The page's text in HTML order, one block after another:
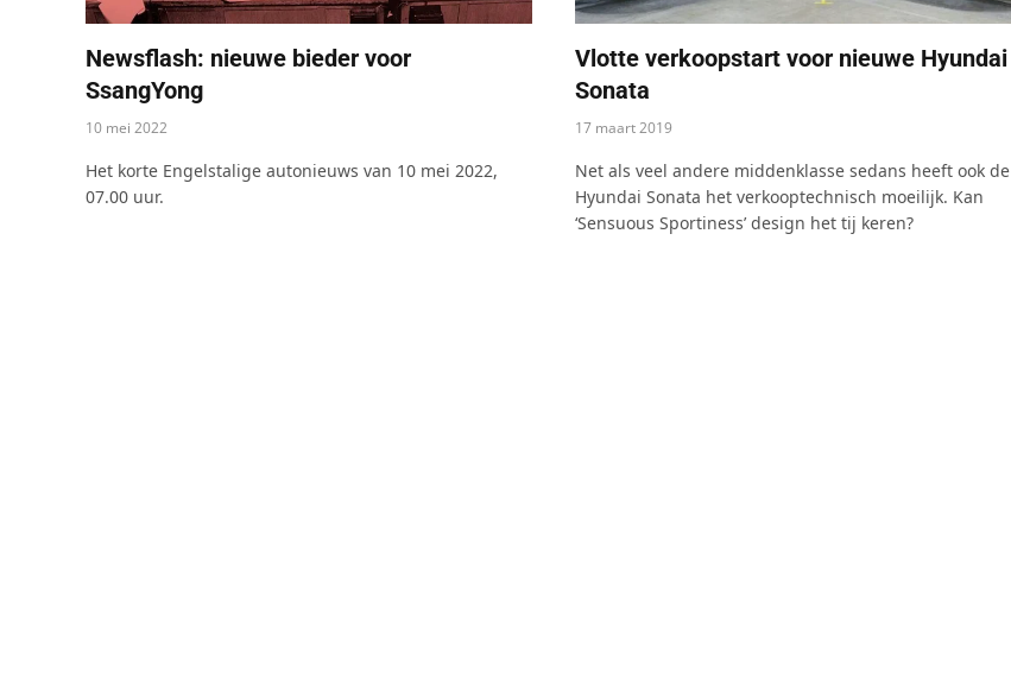
Newsflash: nieuwe bieder voor
SsangYong
10 mei 2022
Het korte Engelstalige autonieuws van 10 mei 2022,
07.00 uur.
Vlotte verkoopstart voor nieuwe Hyundai
Sonata
17 maart 2019
Net als veel andere middenklasse sedans heeft ook de
Hyundai Sonata het verkooptechnisch moeilijk. Kan
‘Sensuous Sportiness’ design het tij keren?